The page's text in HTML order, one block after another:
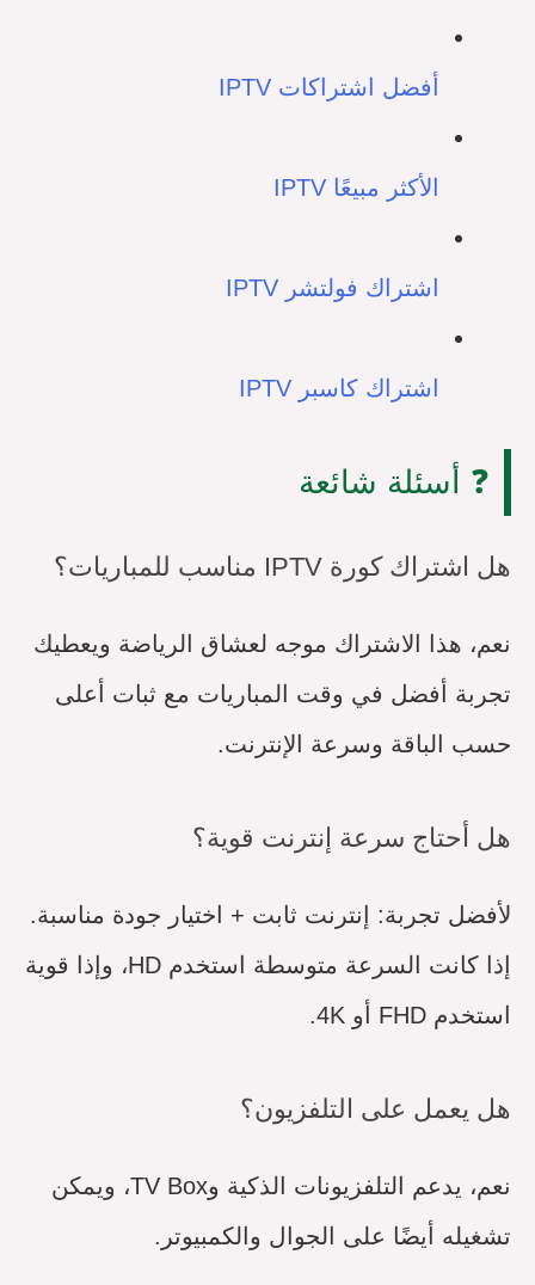
أفضل اشتراكات IPTV
الأكثر مبيعًا IPTV
اشتراك فولتشر IPTV
اشتراك كاسبر IPTV
❓ أسئلة شائعة
هل اشتراك كورة IPTV مناسب للمباريات؟
نعم، هذا الاشتراك موجه لعشاق الرياضة ويعطيك
تجربة أفضل في وقت المباريات مع ثبات أعلى
حسب الباقة وسرعة الإنترنت.
هل أحتاج سرعة إنترنت قوية؟
لأفضل تجربة: إنترنت ثابت + اختيار جودة مناسبة.
إذا كانت السرعة متوسطة استخدم HD، وإذا قوية
استخدم FHD أو 4K.
هل يعمل على التلفزيون؟
نعم، يدعم التلفزيونات الذكية وTV Box، ويمكن
تشغيله أيضًا على الجوال والكمبيوتر.